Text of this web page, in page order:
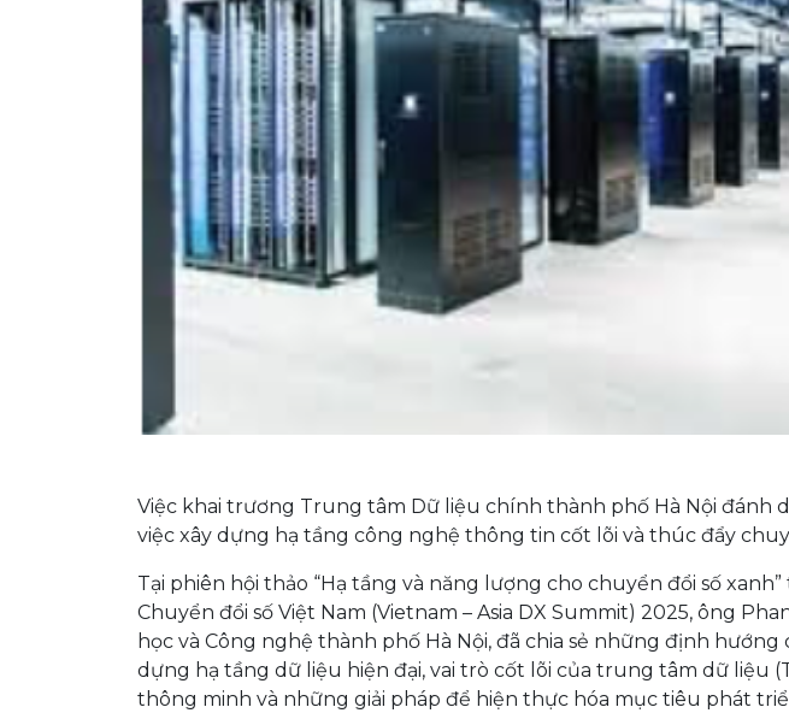
Việc khai trương Trung tâm Dữ liệu chính thành phố Hà Nội
việc xây dựng hạ tầng công nghệ thông tin cốt lõi và thúc đẩy
Tại phiên hội thảo “Hạ tầng và năng lượng cho chuyển đổi số
Chuyển đổi số Việt Nam (Vietnam – Asia DX Summit) 2025, ông
học và Công nghệ thành phố Hà Nội, đã chia sẻ những định
dựng hạ tầng dữ liệu hiện đại, vai trò cốt lõi của trung tâm dữ liệu
thông minh và những giải pháp để hiện thực hóa mục tiêu phát